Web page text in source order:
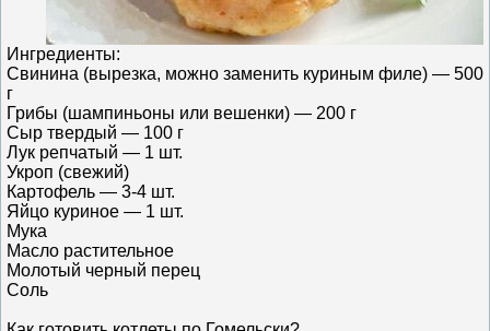
Ингредиенты:
Свинина (вырезка, можно заменить куриным филе) — 500
г
Грибы (шампиньоны или вешенки) — 200 г
Сыр твердый — 100 г
Лук репчатый — 1 шт.
Укроп (свежий)
Картофель — 3-4 шт.
Яйцо куриное — 1 шт.
Мука
Масло растительное
Молотый черный перец
Соль